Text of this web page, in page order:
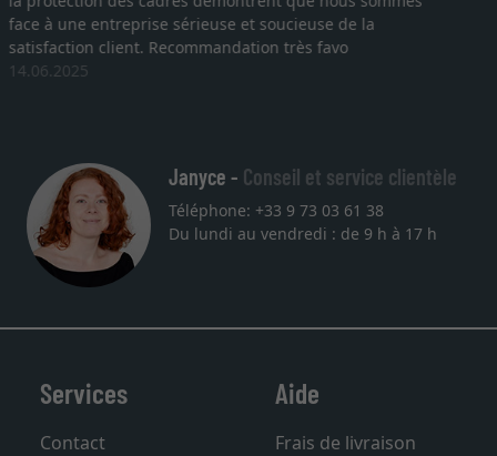
qualité sont au rendez vous. Emballage professionnel,
service et livraison dans les temps. J'espère revenir pour
une autre commande. Merci.
Janyce - Conseil et service clientèle
Téléphone: +33 9 73 03 61 38
Du lundi au vendredi : de 9 h à 17 h
Services
Contact
Aide
Frais de livraison